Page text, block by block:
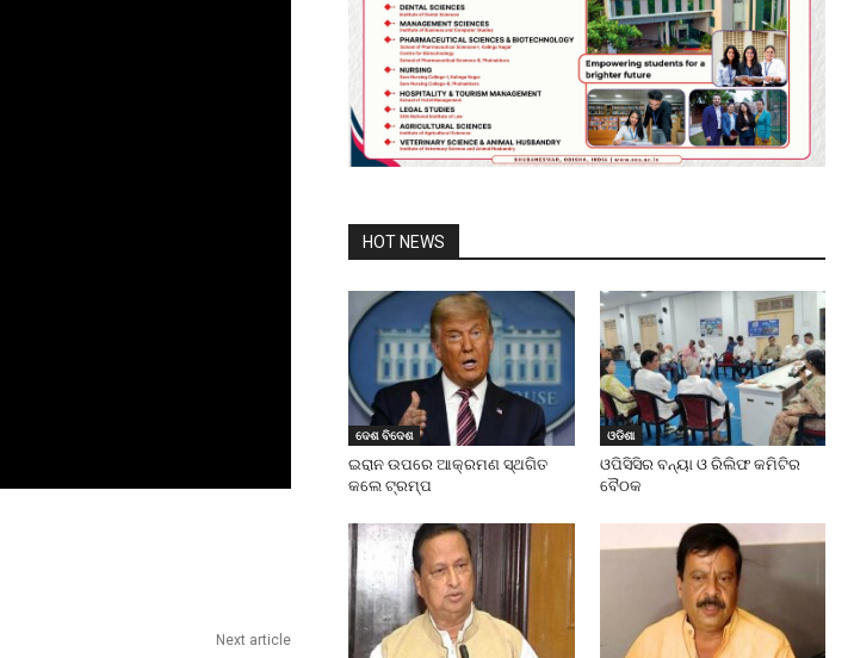
Next article
HOT NEWS
ଦେଶ ବିଦେଶ
ଇରାନ ଉପରେ ଆକ୍ରମଣ ସ୍ଥଗିତ
କଲେ ଟ୍ରମ୍ପ
ଓଡିଶା
ଓପିସିସିର ବନ୍ୟା ଓ ରିଲିଫ କମିଟିର
ବୈଠକ